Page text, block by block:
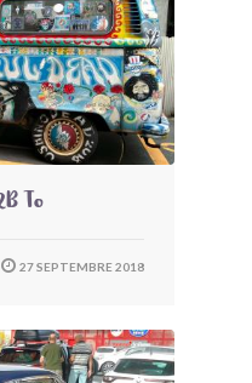
To
27 SEPTEMBRE 2018